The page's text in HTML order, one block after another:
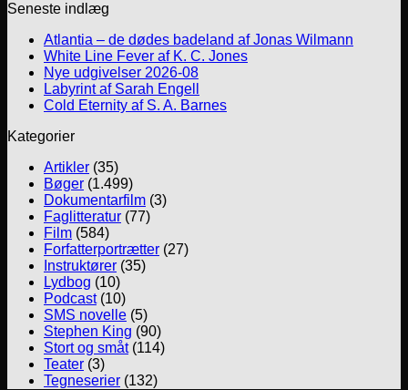
Seneste indlæg
Atlantia – de dødes badeland af Jonas Wilmann
White Line Fever af K. C. Jones
Nye udgivelser 2026-08
Labyrint af Sarah Engell
Cold Eternity af S. A. Barnes
Kategorier
Artikler (35)
Bøger (1.499)
Dokumentarfilm (3)
Faglitteratur (77)
Film (584)
Forfatterportrætter (27)
Instruktører (35)
Lydbog (10)
Podcast(10)
SMS novelle (5)
Stephen King (90)
Stort og småt(114)
Teater (3)
Tegneserier (132)